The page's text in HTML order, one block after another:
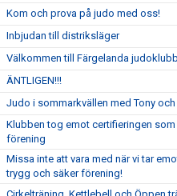
Kom och prova på judo med oss!
Inbjudan till distriksläger
Välkommen till Färgelanda
ÄNTLIGEN!!!
Judo i sommarkvällen med Tony och
Klubben tog emot certifieringen
förening
Missa inte att vara med när vi tar
trygg och säker förening!